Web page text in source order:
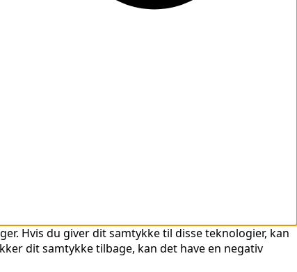
Hvis du giver dit samtykke til disse teknologier, kan
dit samtykke tilbage, kan det have en negativ